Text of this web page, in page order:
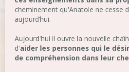
cheminement qu'Anatole ne cesse
aujourd’hui.
Aujourd'hui il ouvre la nouvelle
d'aider les personnes qui le
de compréhension dans leur